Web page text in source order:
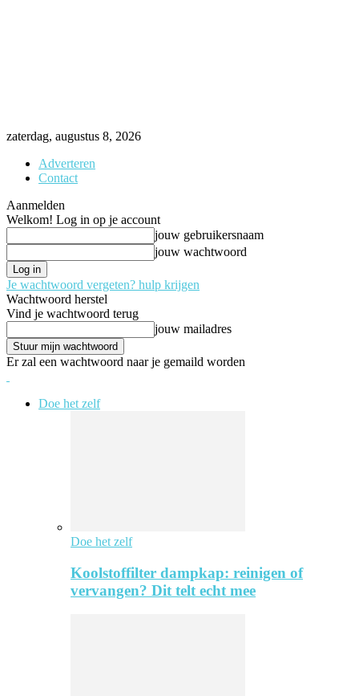
zaterdag, augustus 8, 2026
Adverteren
Contact
Aanmelden
Welkom! Log in op je account
jouw gebruikersnaam
jouw wachtwoord
Je wachtwoord vergeten? hulp krijgen
Wachtwoord herstel
Vind je wachtwoord terug
jouw mailadres
Er zal een wachtwoord naar je gemaild worden
Doe het zelf
Doe het zelf
Koolstoffilter dampkap: reinigen of
vervangen? Dit telt echt mee